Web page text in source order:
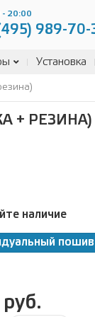
- 20:00
989-70-
Установка
+ РЕЗИНА)
наличие
пошив